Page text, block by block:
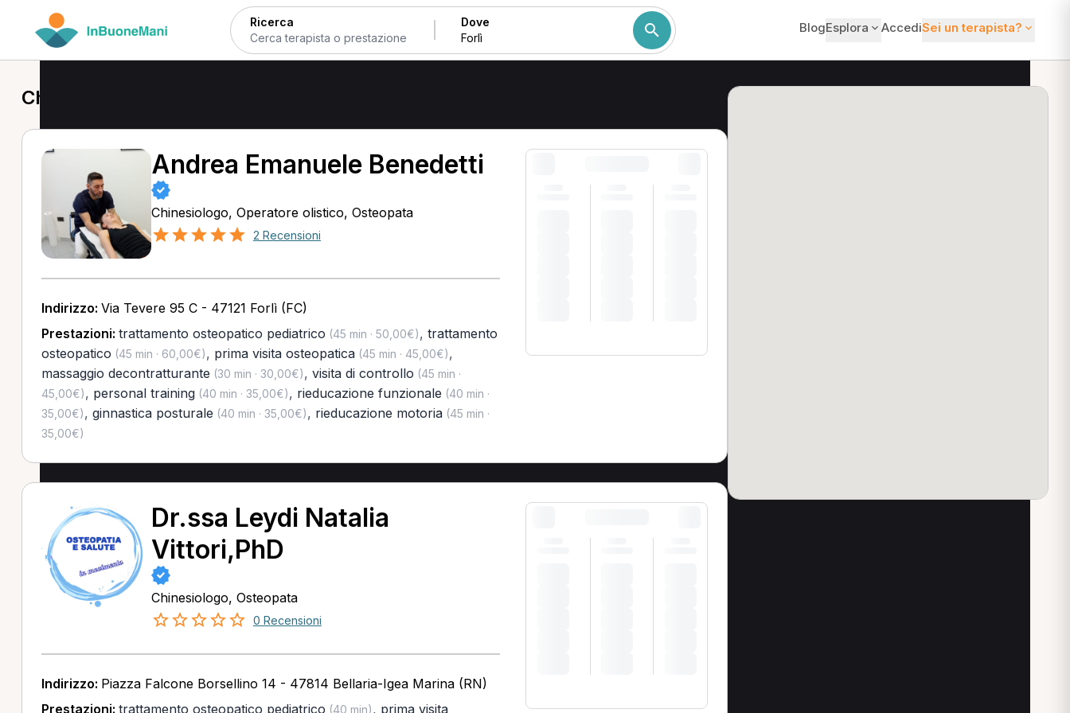
Ricerca Dove BlogEsplora AccediSei un terapista?
Chinesiologo a Forlì
Andrea Emanuele Benedetti
Chinesiologo, Operatore olistico, Osteopata
2 Recensioni
Indirizzo: Via Tevere 95 C - 47121 Forlì (FC)
Prestazioni: trattamento osteopatico pediatrico (45 min · 50,00€), trattamento
osteopatico (45 min · 60,00€), prima visita osteopatica(45 min · 45,00€),
massaggio decontratturante (30 min · 30,00€), visita di controllo (45 min ·
45,00€), personal training(40 min · 35,00€), rieducazione funzionale (40 min ·
35,00€), ginnastica posturale (40 min · 35,00€), rieducazione motoria(45 min ·
35,00€)
Dr.ssa Leydi Natalia
Vittori,PhD
Chinesiologo, Osteopata
0 Recensioni
Indirizzo: Piazza Falcone Borsellino 14 - 47814 Bellaria-Igea Marina (RN)
Prestazioni: trattamento osteopatico pediatrico (40 min), prima visita